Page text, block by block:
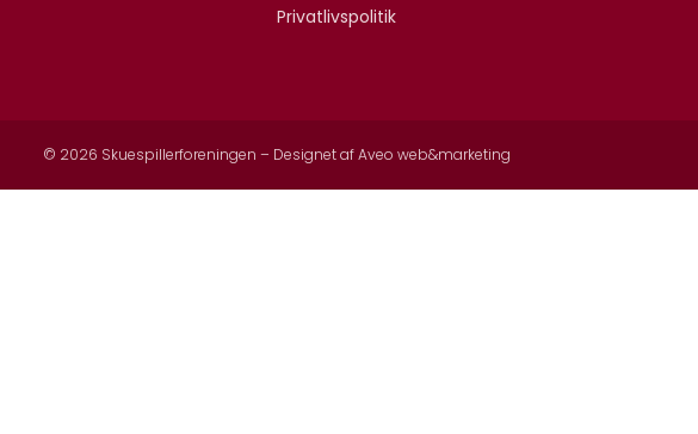
Privatlivspolitik
© 2026 Skuespillerforeningen – Designet afAveo web&marketing